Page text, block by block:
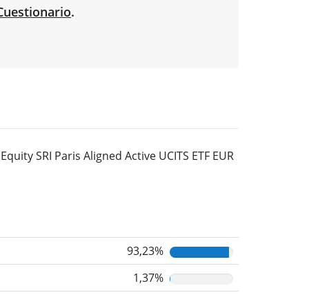
.
SRI Paris Aligned Active UCITS ETF EUR
93,23%
1,37%